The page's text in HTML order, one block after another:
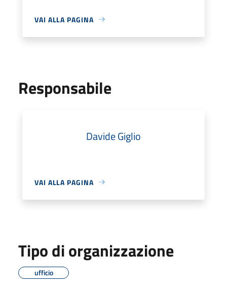
VAI ALLA PAGINA
Responsabile
Davide Giglio
VAI ALLA PAGINA
Tipo di organizzazione
ufficio